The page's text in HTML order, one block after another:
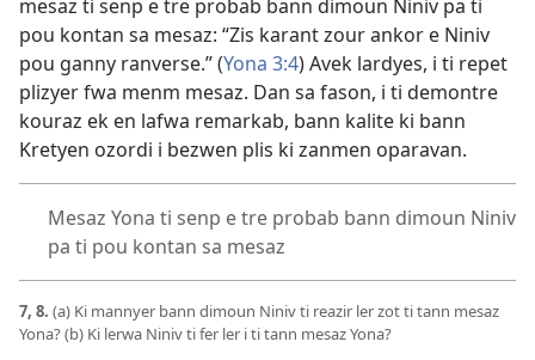
mesaz ti senp e tre probab bann dimoun Niniv pa ti
pou kontan sa mesaz: “Zis karant zour ankor e Niniv
pou ganny ranverse.” (Yona 3:4) Avek lardyes, i ti repet
plizyer fwa menm mesaz. Dan sa fason, i ti demontre
kouraz ek en lafwa remarkab, bann kalite ki bann
Kretyen ozordi i bezwen plis ki zanmen oparavan.
Mesaz Yona ti senp e tre probab bann dimoun Niniv
pa ti pou kontan sa mesaz
7, 8. (a) Ki mannyer bann dimoun Niniv ti reazir ler zot ti tann mesaz
Yona? (b) Ki lerwa Niniv ti fer ler i ti tann mesaz Yona?